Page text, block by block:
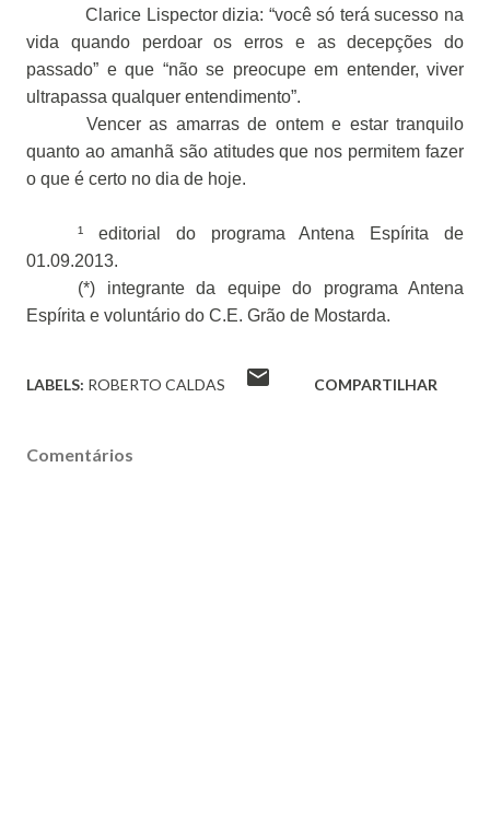
Clarice Lispector dizia: “você só terá sucesso na
vida quando perdoar os erros e as decepções do
passado” e que “não se preocupe em entender, viver
ultrapassa qualquer entendimento”.
Vencer as amarras de ontem e estar tranquilo
quanto ao amanhã são atitudes que nos permitem fazer
o que é certo no dia de hoje.
¹ editorial do programa Antena Espírita de
01.09.2013.
(*) integrante da equipe do programa Antena
Espírita e voluntário do C.E. Grão de Mostarda.
LABELS: ROBERTO CALDAS COMPARTILHAR
Comentários